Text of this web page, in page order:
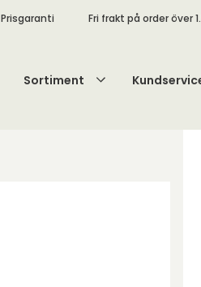
Prisgaranti Fri frakt på order över
Sortiment